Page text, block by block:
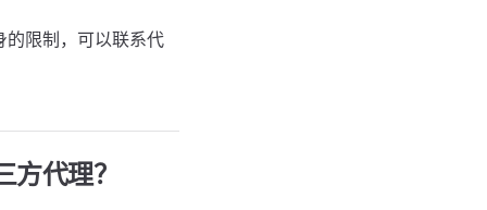
的限制，可以联系代
代理？